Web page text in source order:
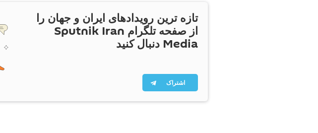
تازه ترین رویدادهای ایران و جهان را
از صفحه تلگرام Sputnik Iran
Media دنبال کنید
اشتراک